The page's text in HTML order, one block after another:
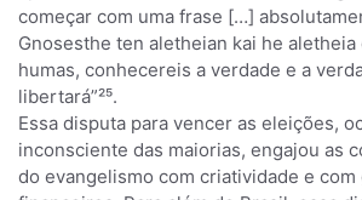
começar com uma frase […]
Gnosesthe ten aletheian kai he
humas, conhecereis a verdade e a
libertará”²⁵.
Essa disputa para vencer as eleições,
inconsciente das maiorias, engajou as
do evangelismo com criatividade e